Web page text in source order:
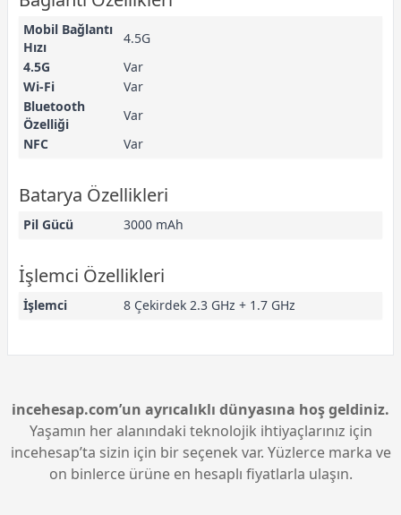
Mobil Bağlantı
Hızı
4.5G
4.5G
Var
Wi-Fi
Var
Bluetooth
Özelliği
Var
NFC
Var
Batarya Özellikleri
Pil Gücü 3000 mAh
İşlemci Özellikleri
İşlemci 8 Çekirdek 2.3 GHz + 1.7 GHz
incehesap.com’un ayrıcalıklı dünyasına hoş geldiniz.
Yaşamın her alanındaki teknolojik ihtiyaçlarınız için
incehesap’ta sizin için bir seçenek var. Yüzlerce marka ve
on binlerce ürüne en hesaplı fiyatlarla ulaşın.